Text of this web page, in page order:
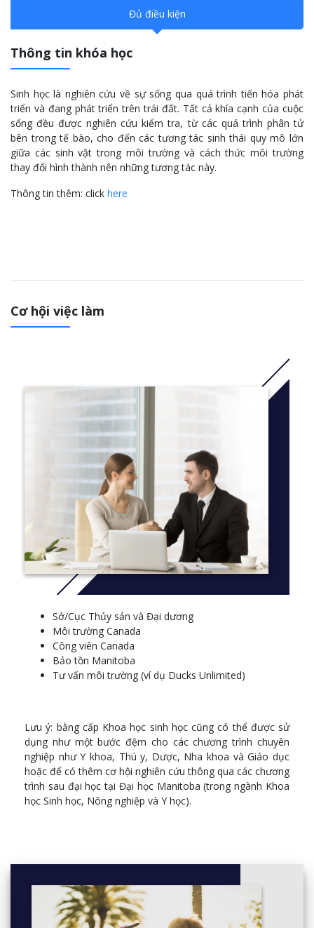
Đủ điều kiện
Thông tin khóa học
Sinh học là nghiên cứu về sự sống qua quá trình tiến hóa phát
triển và đang phát triển trên trái đất. Tất cả khía cạnh của cuộc
sống đều được nghiên cứu kiểm tra, từ các quá trình phân tử
bên trong tế bào, cho đến các tương tác sinh thái quy mô lớn
giữa các sinh vật trong môi trường và cách thức môi trường
thay đổi hình thành nên những tương tác này.
Thông tin thêm: click here
Cơ hội việc làm
Sở/Cục Thủy sản và Đại dương
Môi trường Canada
Công viên Canada
Bảo tồn Manitoba
Tư vấn môi trường (ví dụ Ducks Unlimited)
Lưu ý: bằng cấp Khoa học sinh học cũng có thể được sử
dụng như một bước đệm cho các chương trình chuyên
nghiệp như Y khoa, Thú y, Dược, Nha khoa và Giáo dục
hoặc để có thêm cơ hội nghiên cứu thông qua các chương
trình sau đại học tại Đại học Manitoba (trong ngành Khoa
học Sinh học, Nông nghiệp và Y học).